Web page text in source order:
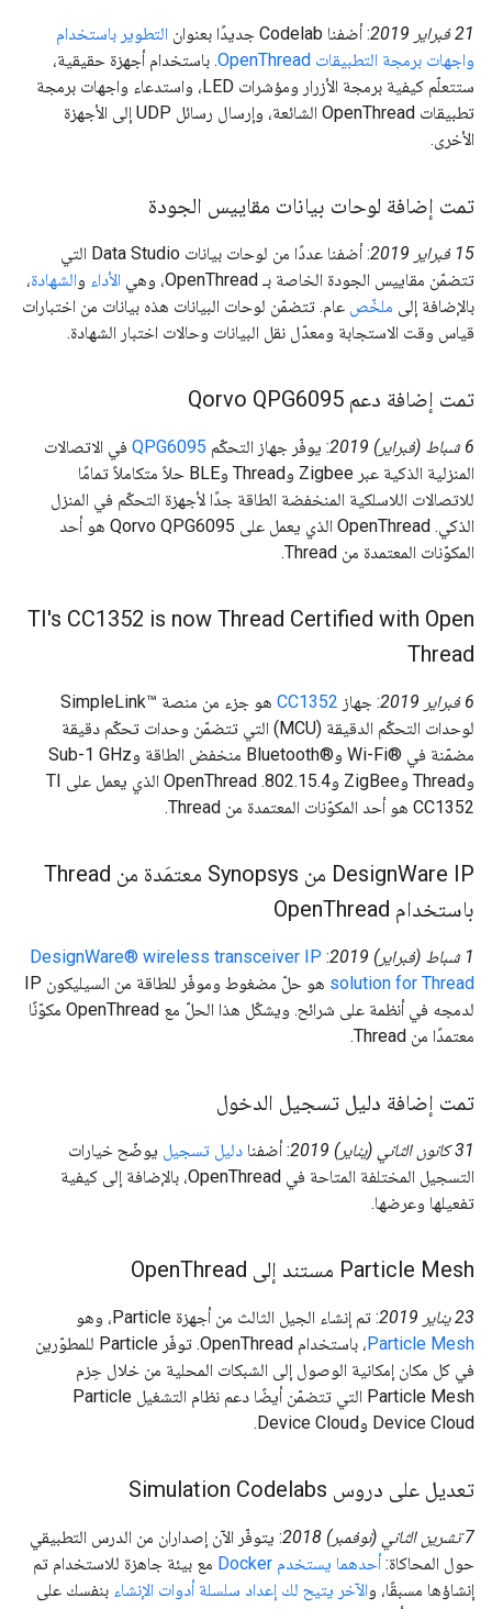
‫21 فبراير 2019 : أضفنا Codelab جديدًا بعنوان
التطوير باستخدام
واجهات برمجة التطبيقات OpenThread
. باستخدام أجهزة حقيقية،
ستتعلّم كيفية برمجة الأزرار ومؤشرات LED، واستدعاء واجهات برمجة
تطبيقات OpenThread الشائعة، وإرسال رسائل UDP إلى الأجهزة
الأخرى.
تمت إضافة لوحات بيانات مقاييس الجودة
‫15 فبراير 2019
: أضفنا عددًا من لوحات بيانات Data Studio التي
تتضمّن مقاييس الجودة الخاصة بـ OpenThread، وهي
الأداء والشهادة،
بالإضافة إلى ملخّص عام. تتضمّن لوحات البيانات هذه بيانات من اختبارات
قياس وقت الاستجابة ومعدّل نقل البيانات وحالات اختبار الشهادة.
تمت إضافة دعم Qorvo QPG6095
‫6 شباط (فبراير) 2019 : يوفّر جهاز التحكّم QPG6095 في الاتصالات
المنزلية الذكية عبر Zigbee وThread وBLE حلاً متكاملاً تمامًا
للاتصالات اللاسلكية المنخفضة الطاقة جدًا لأجهزة التحكّم في المنزل
الذكي. ‫OpenThread الذي يعمل على Qorvo QPG6095 هو أحد
المكوّنات المعتمدة من Thread.
TI's CC1352 is now Thread Certified with Open
Thread
‫6 فبراير 2019 : جهاز CC1352
هو جزء من منصة SimpleLink™‎
لوحدات التحكّم الدقيقة (MCU) التي تتضمّن وحدات تحكّم دقيقة
مضمّنة في Wi-Fi®‎ وBluetooth®‎ منخفض الطاقة وSub-1 GHz
وThread وZigBee و802.15.4. ‫OpenThread الذي يعمل على TI
CC1352 هو أحد المكوّنات المعتمدة من Thread.
‫Design
Ware IP من Synopsys معتمَدة من Thread
باستخدام Open Thread
1 شباط (فبراير) 2019 :
DesignWare® wireless transceiver IP
solution for Thread
هو حلّ مضغوط وموفّر للطاقة من السيليكون IP
لدمجه في أنظمة على شرائح. ويشكّل هذا الحلّ مع OpenThread مكوّنًا
معتمدًا من Thread.
تمت إضافة دليل تسجيل الدخول
‫31 كانون الثاني (يناير) 2019 : أضفنا دليل تسجيل يوضّح خيارات
التسجيل المختلفة المتاحة في OpenThread، بالإضافة إلى كيفية
تفعيلها وعرضها.
‫Particle Mesh مستند إلى Open Thread
‫23 يناير 2019
: تم إنشاء الجيل الثالث من أجهزة Particle، وهو
Particle Mesh
، باستخدام OpenThread. توفّر Particle للمطوّرين
في كل مكان إمكانية الوصول إلى الشبكات المحلية من خلال حِزم
Particle Mesh التي تتضمّن أيضًا دعم نظام التشغيل Particle
Device Cloud وDevice Cloud.
تعديل على دروس Simulation Codelabs
‫7 تشرين الثاني (نوفمبر) 2018
: يتوفّر الآن إصداران من الدرس التطبيقي
حول المحاكاة:أحدهما يستخدم Docker
مع بيئة جاهزة للاستخدام تم
إنشاؤها مسبقًا، والآخر يتيح لك إعداد سلسلة أدوات الإنشاء بنفسك على